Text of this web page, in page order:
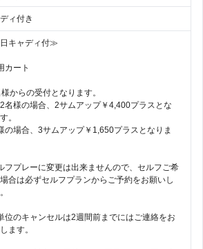
ィ付き
キャディ付≫
カート
からの受付となります。
名様の場合、2サムアップ￥4,400プラスとな
。
の場合、3サムアップ￥1,650プラスとなりま
フプレーに変更は出来ませんので、セルフご希
合は必ずセルフプランからご予約をお願いし
位のキャンセルは2週間前までにはご連絡をお
ます。